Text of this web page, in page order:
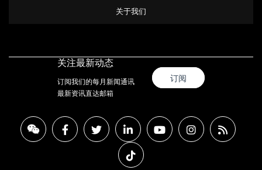
关于我们
关注最新动态
订阅我们的每月新闻通讯
最新资讯直达邮箱
订阅